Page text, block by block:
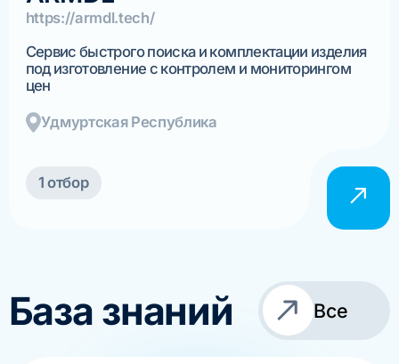
https://armdl.tech/
Сервис быстрого поиска и комплектации изделия
под изготовление с контролем и мониторингом
цен
Удмуртская Республика
1 отбор
База знаний Все